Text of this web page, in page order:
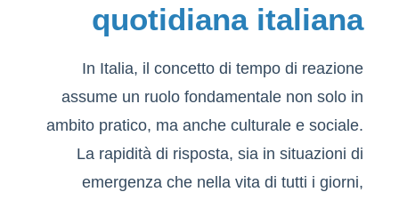
quotidiana italiana
In Italia, il concetto di tempo di reazione
assume un ruolo fondamentale non solo in
ambito pratico, ma anche culturale e sociale.
La rapidità di risposta, sia in situazioni di
emergenza che nella vita di tutti i giorni,